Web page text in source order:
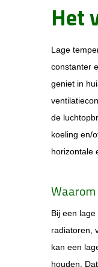
Het
Lage
constanter
geniet in
de
koeling en/
horizontale
Bij een
radiatoren,
kan een
houden.